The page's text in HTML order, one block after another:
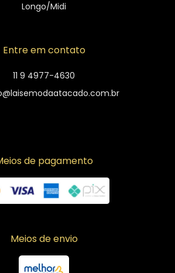
Longo/Midi
Entre em contato
11 9 4977-4630
de pagamento
Meios de envio